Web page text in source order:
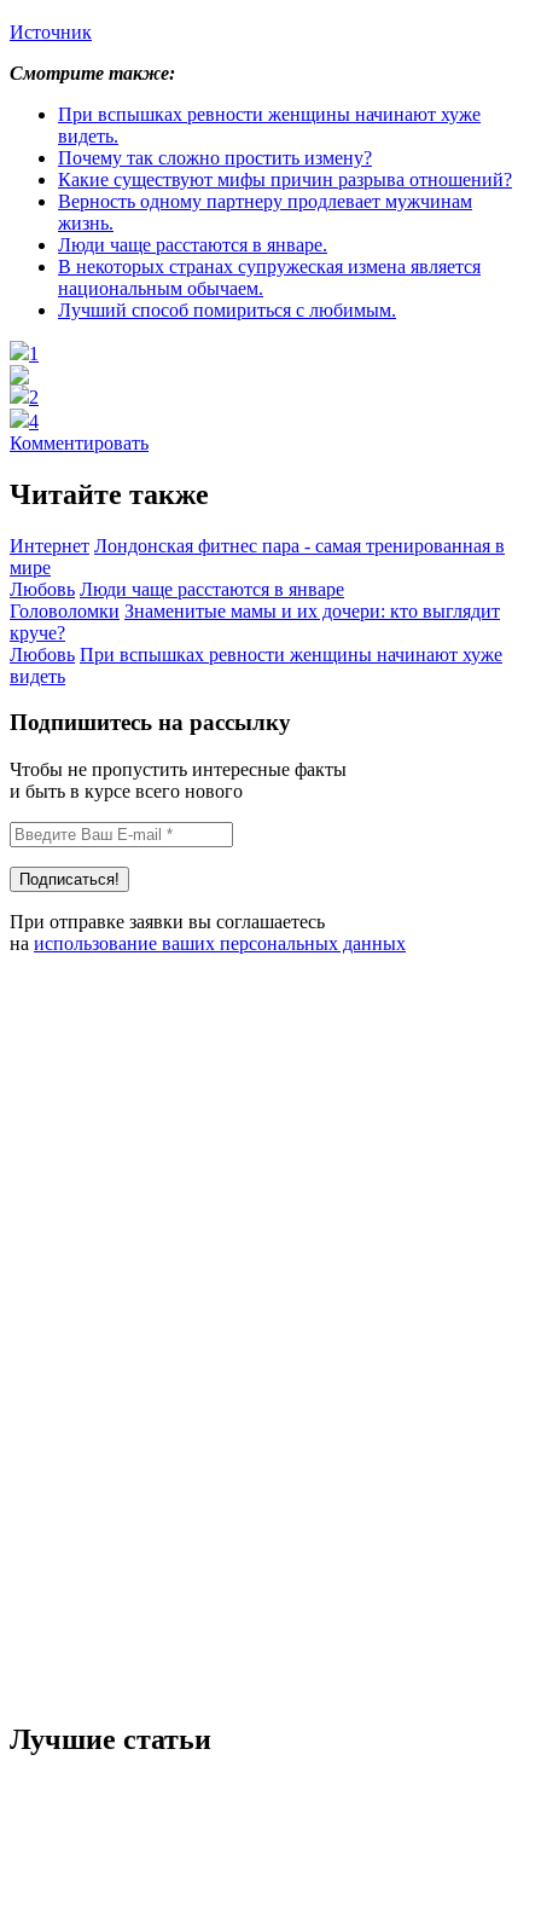
Источник
Смотрите также:
При вспышках ревности женщины начинают хуже
видеть.
Почему так сложно простить измену?
Какие существуют мифы причин разрыва отношений?
Верность одному партнеру продлевает мужчинам
жизнь.
Люди чаще расстаются в январе.
В некоторых странах супружеская измена является
национальным обычаем.
Лучший способ помириться с любимым.
1
2
4
Комментировать
Читайте также
Интернет Лондонская фитнес пара - самая тренированная в
мире
Любовь Люди чаще расстаются в январе
Головоломки Знаменитые мамы и их дочери: кто выглядит
круче?
Любовь При вспышках ревности женщины начинают хуже
видеть
Подпишитесь на рассылку
Чтобы не пропустить интересные факты
и быть в курсе всего нового
При отправке заявки вы соглашаетесь
на использование ваших персональных данных
Лучшие статьи